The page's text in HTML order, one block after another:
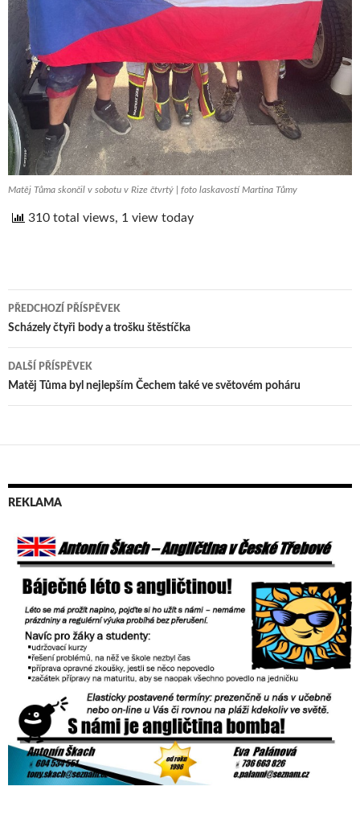
Matěj Tůma skončil v sobotu v Rize čtvrtý | foto laskavostí Martina Tůmy
310 total views, 1 view today
Navigace
pro
příspěvek
PŘEDCHOZÍ PŘÍSPĚVEK
Scházely čtyři body a trošku štěstíčka
DALŠÍ PŘÍSPĚVEK
Matěj Tůma byl nejlepším Čechem také ve světovém poháru
REKLAMA